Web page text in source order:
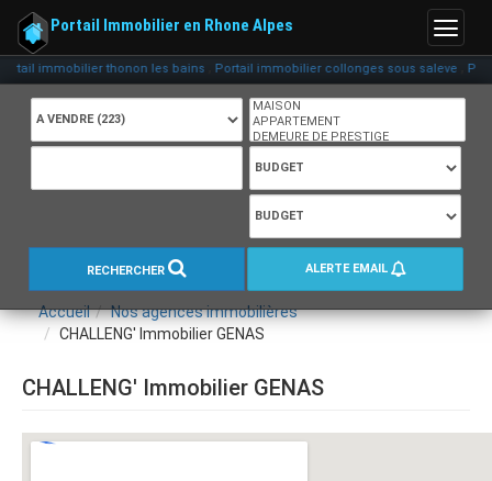
immobilier thonon les bains , Portail immobilier collonges sous saleve ,
Menu
Portail Immobilier en Rhone Alpes
RECHERCHER ALERTE EMAIL
Accueil
Nos agences immobilières
CHALLENG' Immobilier GENAS
CHALLENG' Immobilier GENAS